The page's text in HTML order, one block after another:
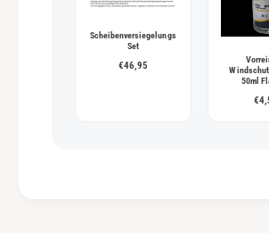
Scheibenversiegelungs
Set
€46,95
50ml